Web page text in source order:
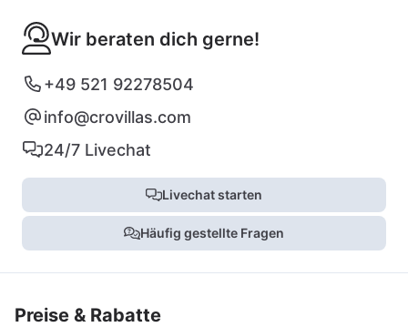
Wir beraten dich gerne!
+49 521 92278504
info@crovillas.com
24/7 Livechat
Livechat starten
Häufig gestellte Fragen
Preise & Rabatte